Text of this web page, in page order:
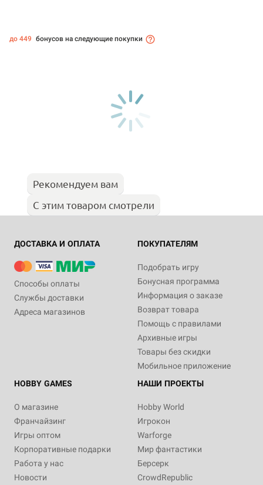
до 449 бонусов на следующие покупки
Рекомендуем вам
С этим товаром смотрели
ДОСТАВКА И ОПЛАТА
Способы оплаты
Службы доставки
Адреса магазинов
ПОКУПАТЕЛЯМ
Подобрать игру
Бонусная программа
Информация о заказе
Возврат товара
Помощь с правилами
Архивные игры
Товары без скидки
Мобильное приложение
HOBBY GAMES
О магазине
Франчайзинг
Игры оптом
Корпоративные подарки
Работа у нас
Новости
НАШИ ПРОЕКТЫ
Hobby World
Игрокон
Warforge
Мир фантастики
Берсерк
CrowdRepublic